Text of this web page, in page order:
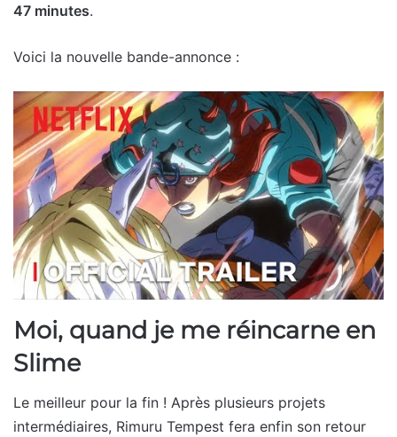
47 minutes.
Voici la nouvelle bande-annonce :
Moi, quand je me réincarne en
Slime
Le meilleur pour la fin ! Après plusieurs projets
intermédiaires, Rimuru Tempest fera enfin son retour